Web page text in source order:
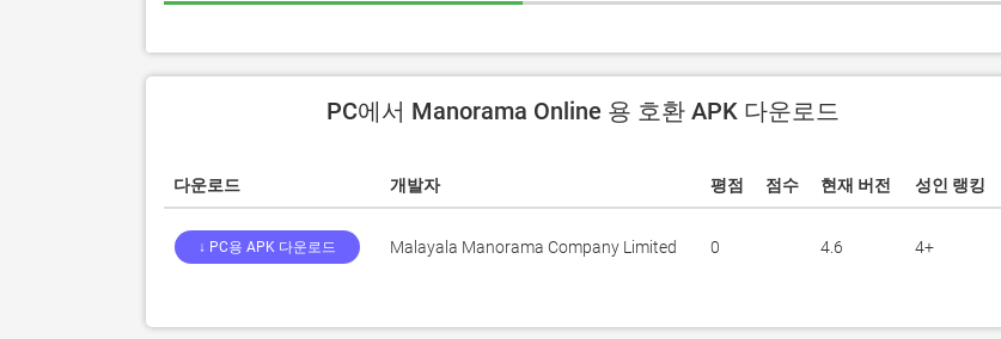
PC에서 Manorama Online 용 호환 APK 다운로드
다운로드 개발자 평점 점수 현재 버전 성인 랭킹
↓ PC용 APK 다운로드 Malayala Manorama Company Limited 0 4.6 4+